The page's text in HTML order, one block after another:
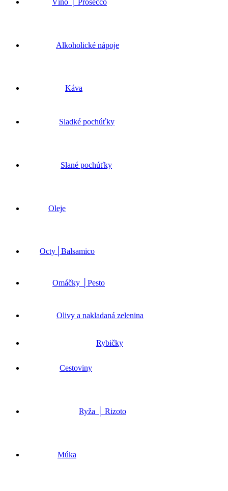
Víno │ Prosecco
Alkoholické nápoje
Káva
Sladké pochúťky
Slané pochúťky
Oleje
Octy│Balsamico
Omáčky │Pesto
Olivy a nakladaná zelenina
Rybičky
Cestoviny
Ryža │ Rizoto
Múka